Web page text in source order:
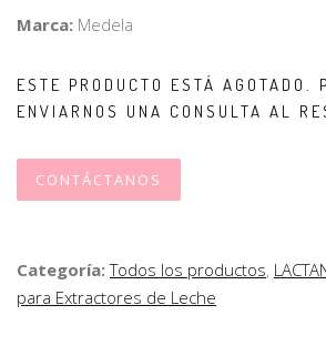
Marca: Medela
ESTE PRODUCTO ESTÁ AGOTADO.
ENVIARNOS UNA CONSULTA AL
CONTÁCTANOS
Categoría:Todos los productos,
para Extractores de Leche